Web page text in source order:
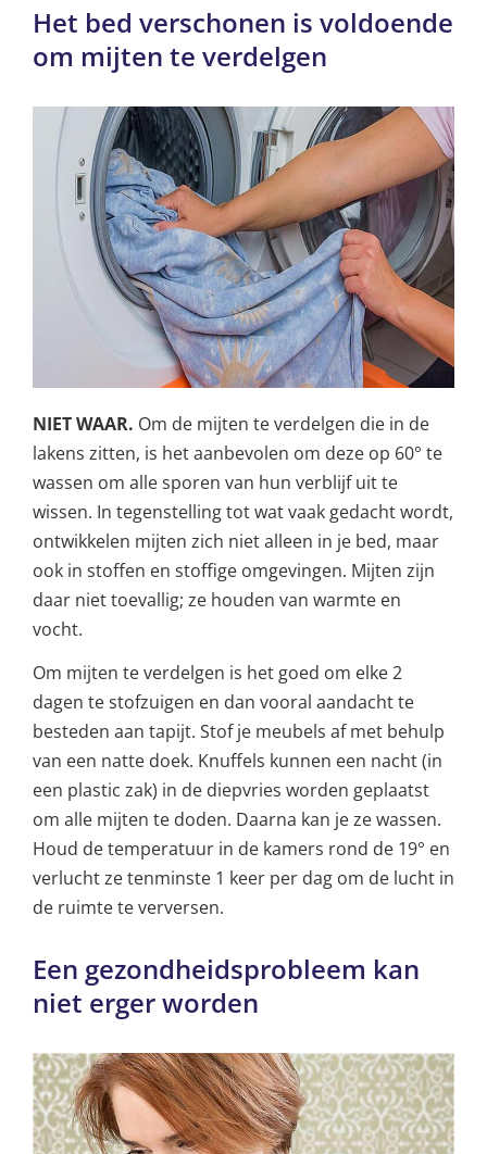
Het bed verschonen is voldoende
om mijten te verdelgen
NIET WAAR. Om de mijten te verdelgen die in de
lakens zitten, is het aanbevolen om deze op 60° te
wassen om alle sporen van hun verblijf uit te
wissen. In tegenstelling tot wat vaak gedacht wordt,
ontwikkelen mijten zich niet alleen in je bed, maar
ook in stoffen en stoffige omgevingen. Mijten zijn
daar niet toevallig; ze houden van warmte en
vocht.
Om mijten te verdelgen is het goed om elke 2
dagen te stofzuigen en dan vooral aandacht te
besteden aan tapijt. Stof je meubels af met behulp
van een natte doek. Knuffels kunnen een nacht (in
een plastic zak) in de diepvries worden geplaatst
om alle mijten te doden. Daarna kan je ze wassen.
Houd de temperatuur in de kamers rond de 19° en
verlucht ze tenminste 1 keer per dag om de lucht in
de ruimte te verversen.
Een gezondheidsprobleem kan
niet erger worden